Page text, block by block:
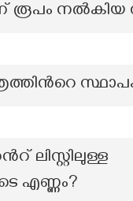
രൂപം നൽകിയ
ലിസ്റ്റിലുള്ള
എണ്ണം?